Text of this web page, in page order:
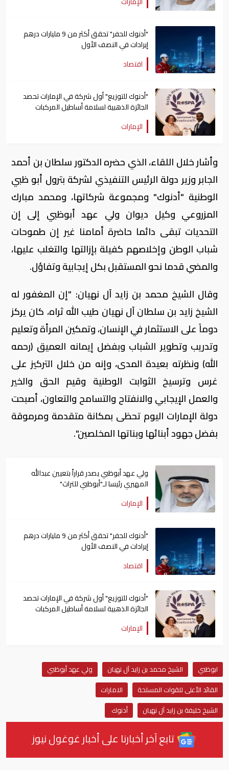
"أدنوك للحفر" تحقق أكثر من 9 مليارات درهم
إيرادات في النصف الأول
اقتصاد
"أدنوك للتوزيع" أول شركة في الإمارات تحصد
الجائزة الذهبية لسلامة أساطيل المركبات
الإمارات
وأشار خلال اللقاء، الذي حضره الدكتور سلطان بن أحمد
الجابر وزير دولة الرئيس التنفيذي لشركة بترول أبو ظبي
الوطنية "أدنوك" ومجموعة شركاتها، ومحمد مبارك
المزروعي وكيل ديوان ولي عهد أبوظبي إلى إن
التحديات تبقى دائما حاضرة أمامنا غير إن طموحات
شباب الوطن وإخلاصهم كفيلة بإزالتها والتغلب عليها،
والمضي قدما نحو المستقبل بكل إيجابية وتفاؤل.
وقال الشيخ محمد بن زايد آل نهيان: "إن المغفور له
الشيخ زايد بن سلطان آل نهيان طيب الله ثراه، كان يركز
دوماً على الاستثمار في الإنسان، وتمكين المرأة وتعليم
وتدريب وتطوير الشباب وبفضل إيمانه العميق (رحمه
الله) ونظرته بعيدة المدى، وإنه من خلال التركيز على
غرس وترسيخ الثوابت الوطنية وقيم الحق والخير
والعمل الإيجابي والانفتاح والتسامح والتعاون، أصبحت
دولة الإمارات اليوم تحظى بمكانة متقدمة ومرموقة
بفضل جهود أبنائها وبناتها المخلصين".
ولي عهد أبوظبي يصدر قراراً بتعيين عبدالله
المهيري رئيسا لـ"أبوظبي للتراث"
الإمارات
"أدنوك للحفر" تحقق أكثر من 9 مليارات درهم
إيرادات في النصف الأول
اقتصاد
"أدنوك للتوزيع" أول شركة في الإمارات تحصد
الجائزة الذهبية لسلامة أساطيل المركبات
الإمارات
ابوظبي الشيخ محمد بن زايد آل نهيان
ولي عهد أبوظبي
القائد الأعلى للقوات المسلحة
الامارات
الشيخ خليفة بن زايد آل نهيان
أدنوك
تابع آخر أخبارنا على أخبار غوغول نيوز